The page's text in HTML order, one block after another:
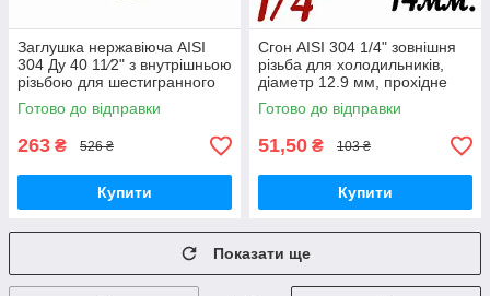
Заглушка нержавіюча AISI
304 Ду 40 11⁄2" з внутрішньою
різьбою для шестигранного
ключа, виробник Китай
Готово до відправки
263 ₴ 526 ₴
Купити
Сгон AISI 304 1/4" зовнішня
різьба для холодильників,
діаметр 12.9 мм, прохідне
переріз 9 мм, харчова
нержавійка
Готово до відправки
51,50 ₴ 103 ₴
Купити
Показати ще